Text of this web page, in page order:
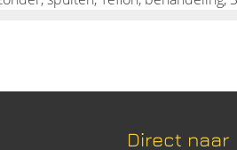
Direct naar